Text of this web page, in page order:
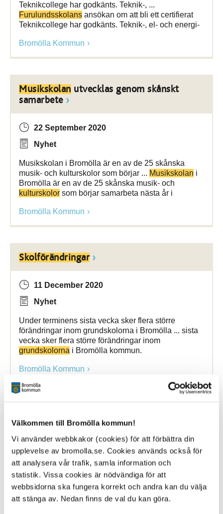
Välkommen till Bromölla kommun!
Vi använder webbkakor (cookies) för att förbättra din
upplevelse av bromolla.se. Cookies används också för
att analysera vår trafik, samla information och
statistik. Vissa cookies är nödvändiga för att
webbsidorna ska fungera korrekt och andra kan du välja
att stänga av. Nedan finns de val du kan göra.
Teknikcollege har godkänts. Teknik-, ...
Furulundsskolans ansökan om att bli ett certifierat
Teknikcollege har godkänts. Teknik-, el- och energi-
Bromölla Kommun
Musikskolan utvecklas genom skånskt
samarbete
22 September 2020
Nyhet
Musikskolan i Bromölla är en av de 25 skånska
musik- och kulturskolor som börjar ... Musikskolan i
Bromölla är en av de 25 skånska musik- och
kulturskolor som börjar samarbeta nästa år i
Bromölla Kommun
Skolförändringar
11 December 2020
Nyhet
Under terminens sista vecka sker flera större
förändringar inom grundskolorna i Bromölla ... sista
vecka sker flera större förändringar inom
grundskolorna i Bromölla kommun.
Bromölla Kommun
Företagarskolanär öppen
19 March 2024
Nyhet
För dig i årskurs 8 eller 9 som vill hitta sätt att tjäna
extra pengar, utveckla dig själv eller ta din hobby till